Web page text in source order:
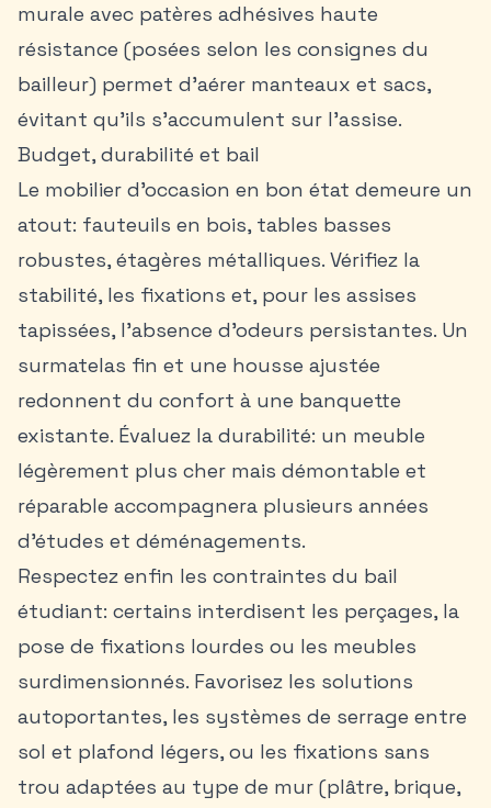
murale avec patères adhésives haute
résistance (posées selon les consignes du
bailleur) permet d’aérer manteaux et sacs,
évitant qu’ils s’accumulent sur l’assise.
Budget, durabilité et bail
Le mobilier d’occasion en bon état demeure un
atout: fauteuils en bois, tables basses
robustes, étagères métalliques. Vérifiez la
stabilité, les fixations et, pour les assises
tapissées, l’absence d’odeurs persistantes. Un
surmatelas fin et une housse ajustée
redonnent du confort à une banquette
existante. Évaluez la durabilité: un meuble
légèrement plus cher mais démontable et
réparable accompagnera plusieurs années
d’études et déménagements.
Respectez enfin les contraintes du bail
étudiant: certains interdisent les perçages, la
pose de fixations lourdes ou les meubles
surdimensionnés. Favorisez les solutions
autoportantes, les systèmes de serrage entre
sol et plafond légers, ou les fixations sans
trou adaptées au type de mur (plâtre, brique,